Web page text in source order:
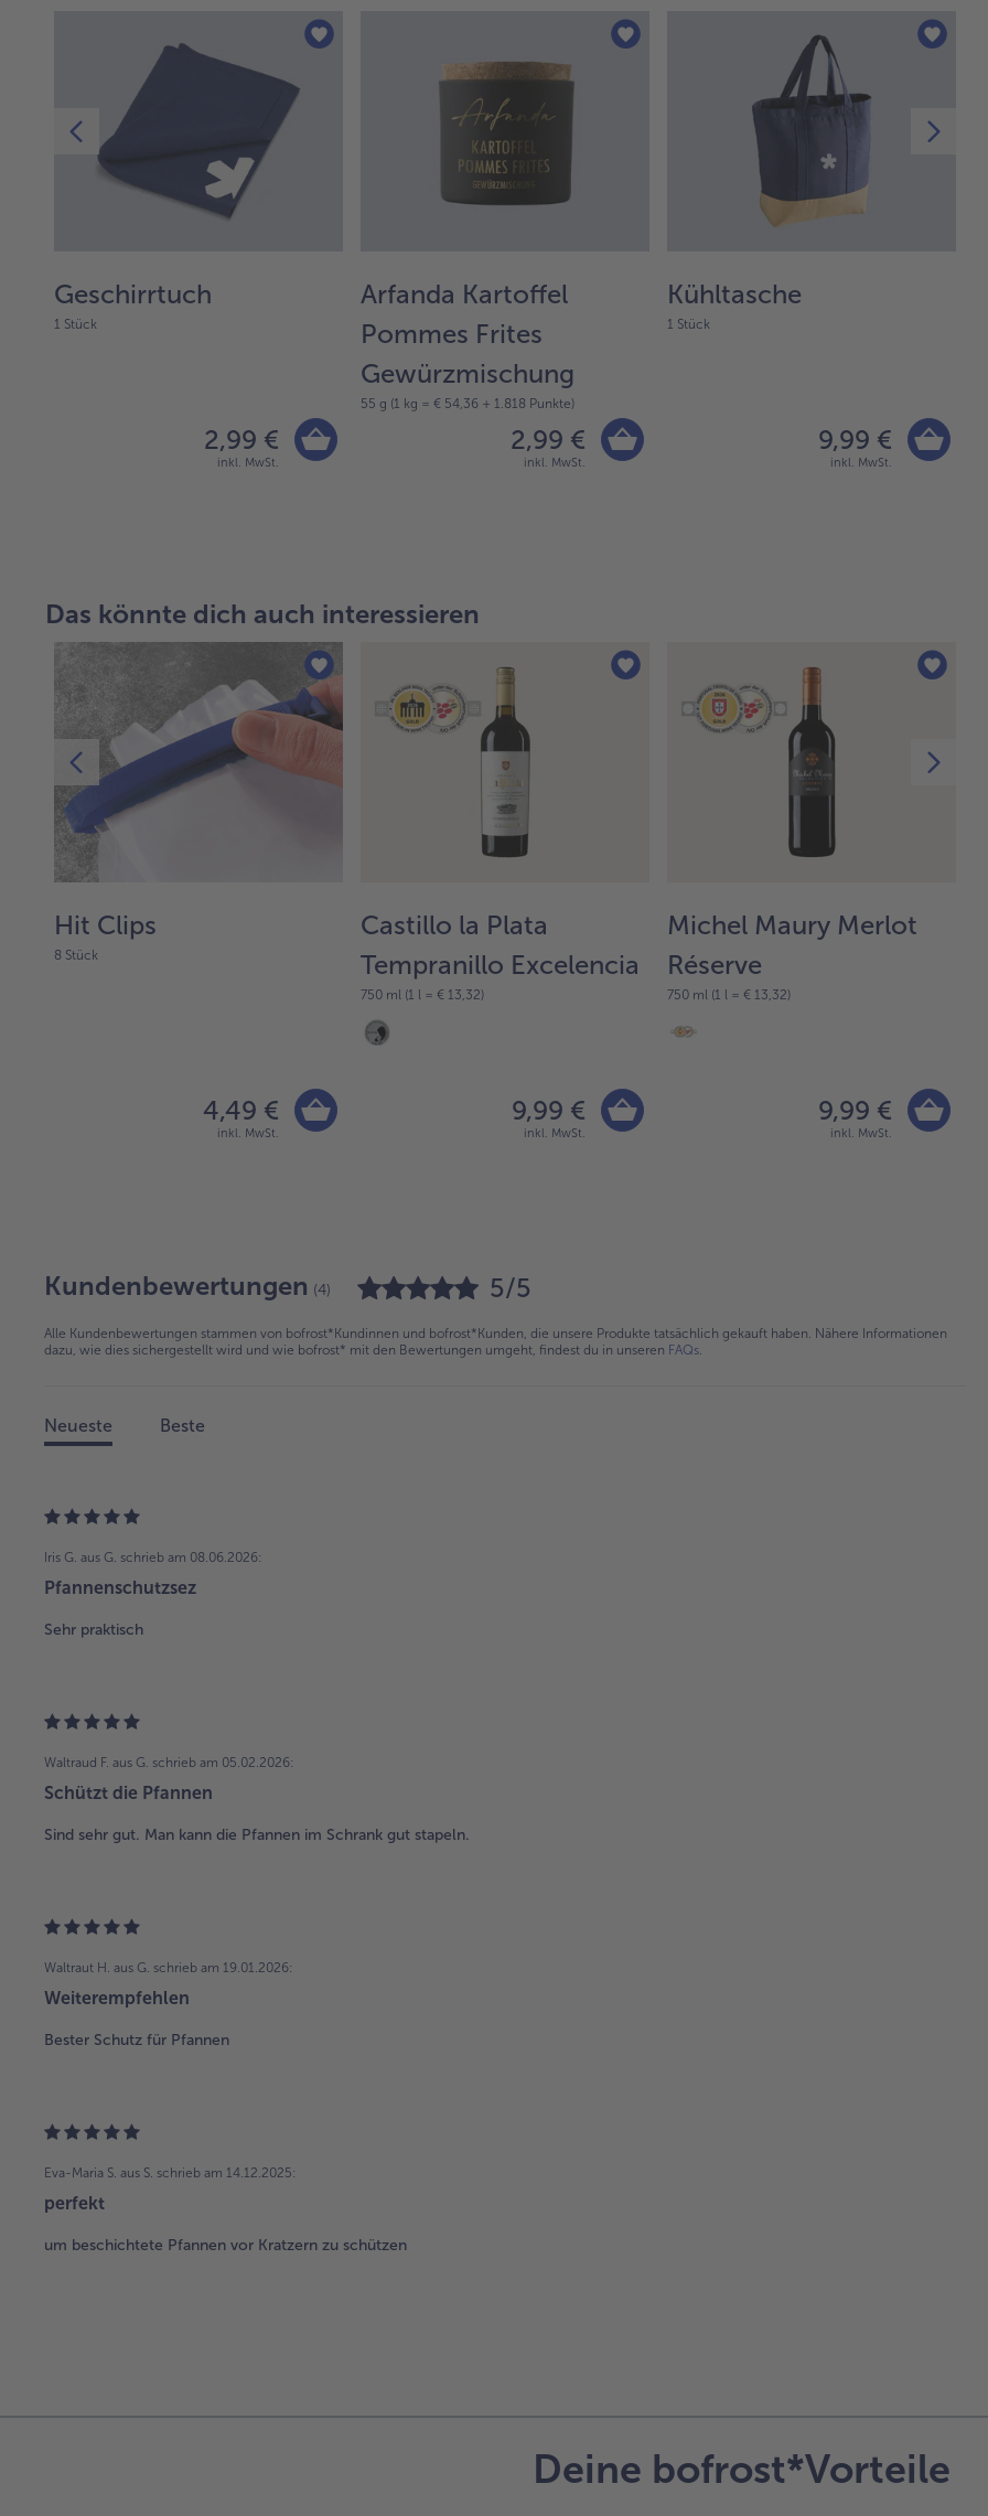
Geschirrtuch
1 Stück
2,99 €
inkl. MwSt.
Arfanda Kartoffel
Pommes Frites
Gewürzmischung
55 g (1 kg = € 54,36 + 1.818 Punkte)
2,99 €
inkl. MwSt.
Kühltasche
1 Stück
9,99 €
inkl. MwSt.
Das könnte dich auch interessieren
Hit Clips
8 Stück
4,49 €
inkl. MwSt.
Castillo la Plata
Tempranillo Excelencia
750 ml (1 l = € 13,32)
9,99 €
inkl. MwSt.
Michel Maury Merlot
Réserve
750 ml (1 l = € 13,32)
9,99 €
inkl. MwSt.
Kundenbewertungen (4) 5/5
Alle Kundenbewertungen stammen von bofrost*Kundinnen und bofrost*Kunden, die unsere Produkte tatsächlich gekauft haben. Nähere Informationen
dazu, wie dies sichergestellt wird und wie bofrost* mit den Bewertungen umgeht, findest du in unseren FAQs.
Neueste Beste
Iris G. aus G. schrieb am 08.06.2026:
Pfannenschutzsez
Sehr praktisch
Waltraud F. aus G. schrieb am 05.02.2026:
Schützt die Pfannen
Sind sehr gut. Man kann die Pfannen im Schrank gut stapeln.
Waltraut H. aus G. schrieb am 19.01.2026:
Weiterempfehlen
Bester Schutz für Pfannen
Eva-Maria S. aus S. schrieb am 14.12.2025:
perfekt
um beschichtete Pfannen vor Kratzern zu schützen
Deine bofrost*Vorteile